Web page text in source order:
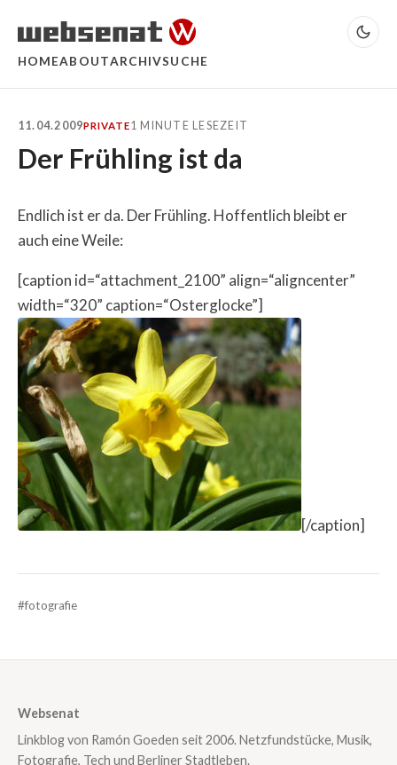
HOMEABOUTARCHIVSUCHE
11.04.2009PRIVATE1 MINUTE LESEZEIT
Der Frühling ist da
Endlich ist er da. Der Frühling. Hoffentlich bleibt er
auch eine Weile:
[caption id=“attachment_2100” align=“aligncenter”
width=“320” caption=“Osterglocke”]
[/caption]
#fotografie
Websenat
Linkblog von Ramón Goeden seit 2006. Netzfundstücke, Musik,
Fotografie, Tech und Berliner Stadtleben.